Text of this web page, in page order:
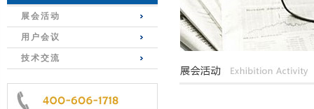
展会活动
用户会议
技术交流